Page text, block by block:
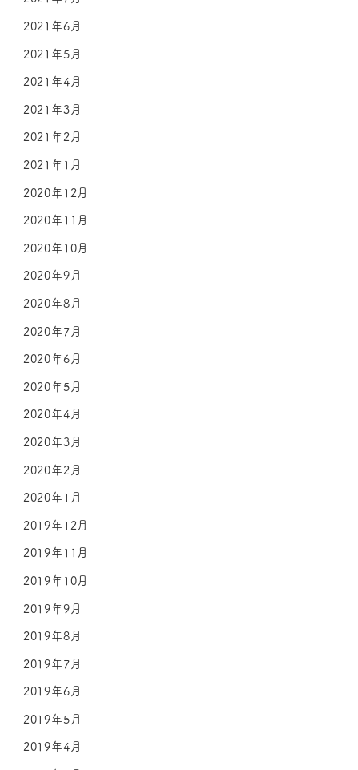
2021年6月
2021年5月
2021年4月
2021年3月
2021年2月
2021年1月
2020年12月
2020年11月
2020年10月
2020年9月
2020年8月
2020年7月
2020年6月
2020年5月
2020年4月
2020年3月
2020年2月
2020年1月
2019年12月
2019年11月
2019年10月
2019年9月
2019年8月
2019年7月
2019年6月
2019年5月
2019年4月